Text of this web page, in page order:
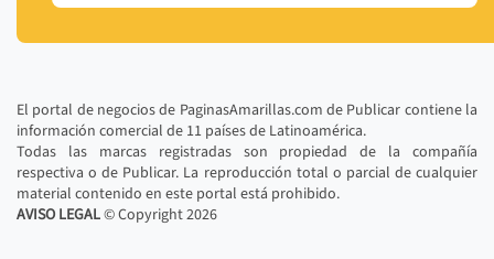
El portal de negocios de PaginasAmarillas.com de Publicar contiene la
información comercial de 11 países de Latinoamérica.
Todas las marcas registradas son propiedad de la compañía
respectiva o de Publicar. La reproducción total o parcial de cualquier
material contenido en este portal está prohibido.
AVISO LEGAL© Copyright2026